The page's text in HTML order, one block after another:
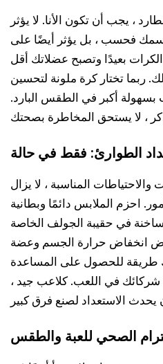
، يجب أن تكون الأنا. لا يؤثر
فحسب ، بل يؤثر أيضًا على
بعيدًا وتصبح عضلاتك أقل
ربما تختار كرة ملونة لتحسين
بسهولة أكبر في الطقس البارد.
المناسبة ، لا يزال
احزم الملابس دائمًا وبطانية
في حقيبة الجولف الخاصة
انخفاض حرارة الجسم وعضة
طريقة للحصول على المساعدة
في اللعب. كلاعب جيد ،